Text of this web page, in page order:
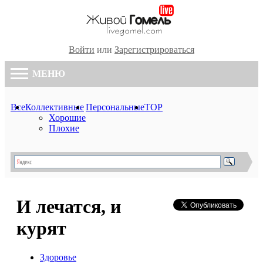
Войти или Зарегистрироваться
МЕНЮ
ВсеКоллективные
Хорошие
Плохие
ПерсональныеTOP
И лечатся, и
курят
Здоровье